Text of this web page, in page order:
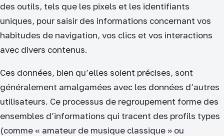
des outils, tels que les pixels et les identifiants
uniques, pour saisir des informations concernant vos
habitudes de navigation, vos clics et vos interactions
avec divers contenus.
Ces données, bien qu’elles soient précises, sont
généralement amalgamées avec les données d’autres
utilisateurs. Ce processus de regroupement forme des
ensembles d’informations qui tracent des profils types
(comme « amateur de musique classique » ou